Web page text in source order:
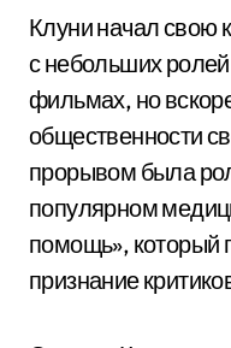
Клуни начал свою
с небольших
фильмах, но
общественности
прорывом была
популярном
помощь», который
признание